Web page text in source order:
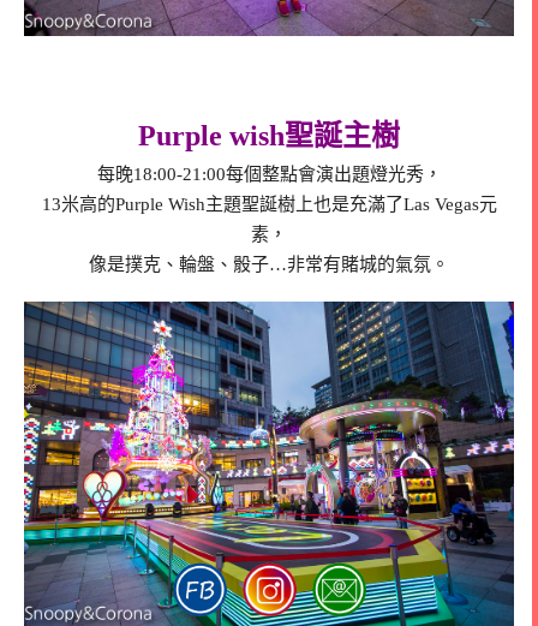
Purple wish聖誕主樹
每晚18:00-21:00每個整點會演出題燈光秀，
13米高的Purple Wish主題聖誕樹上也是充滿了Las Vegas元
素，
像是撲克、輪盤、骰子…非常有賭城的氣氛。